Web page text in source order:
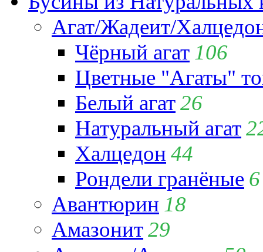
Агат/Жадеит/
Чёрный агат 106
Цветные "Агаты"
Белый агат26
Натуральный агат
Халцедон 44
Рондели гранёные 6
Авантюрин 18
Амазонит29